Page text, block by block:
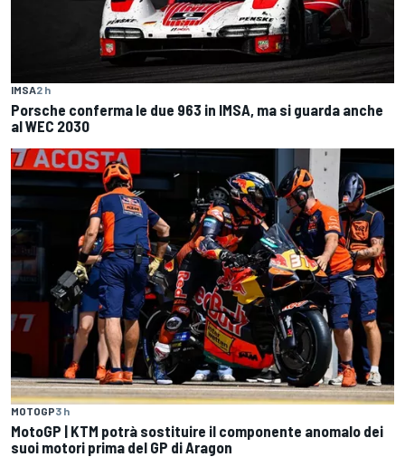
IMSA2 h
Porsche conferma le due 963 in IMSA, ma si guarda anche
al WEC 2030
MOTOGP3 h
MotoGP | KTM potrà sostituire il componente anomalo dei
suoi motori prima del GP di Aragon